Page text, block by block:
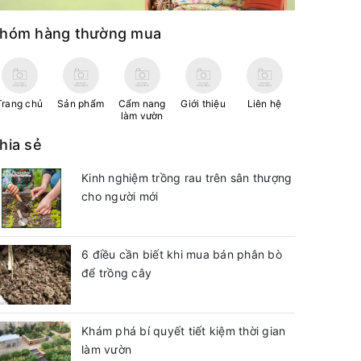
hàng thường mua
chủ Sản phẩm
Cẩm nang
làm vườn
Giới thiệu Liên hệ
sẻ
Kinh nghiệm trồng rau trên sân thượng
cho người mới
6 điều cần biết khi mua bán phân bò
để trồng cây
Khám phá bí quyết tiết kiệm thời gian
làm vườn